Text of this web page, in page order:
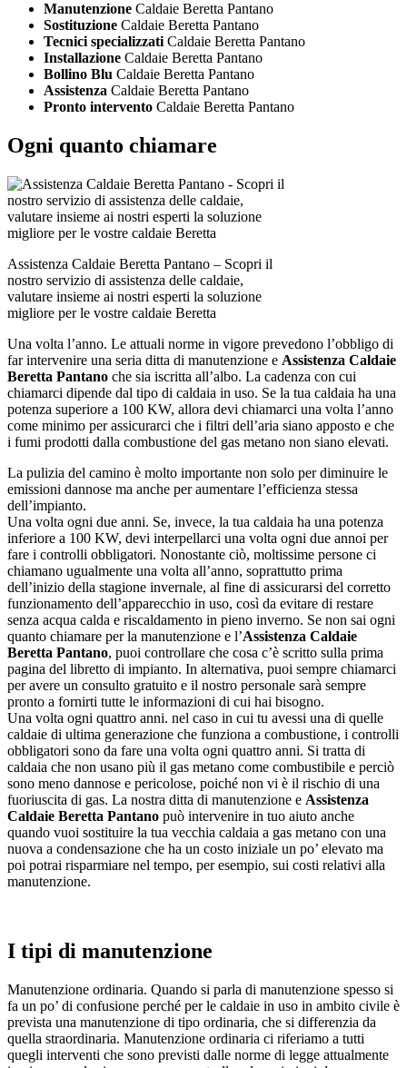
Manutenzione Caldaie Beretta Pantano
Sostituzione Caldaie Beretta Pantano
Tecnici specializzati Caldaie Beretta Pantano
Installazione Caldaie Beretta Pantano
Bollino Blu Caldaie Beretta Pantano
Assistenza Caldaie Beretta Pantano
Pronto intervento Caldaie Beretta Pantano
Ogni quanto chiamare
Assistenza Caldaie Beretta Pantano – Scopri il
nostro servizio di assistenza delle caldaie,
valutare insieme ai nostri esperti la soluzione
migliore per le vostre caldaie Beretta
Una volta l’anno. Le attuali norme in vigore prevedono l’obbligo di
far intervenire una seria ditta di manutenzione e Assistenza Caldaie
Beretta Pantano che sia iscritta all’albo. La cadenza con cui
chiamarci dipende dal tipo di caldaia in uso. Se la tua caldaia ha una
potenza superiore a 100 KW, allora devi chiamarci una volta l’anno
come minimo per assicurarci che i filtri dell’aria siano apposto e che
i fumi prodotti dalla combustione del gas metano non siano elevati.
La pulizia del camino è molto importante non solo per diminuire le
emissioni dannose ma anche per aumentare l’efficienza stessa
dell’impianto.
Una volta ogni due anni. Se, invece, la tua caldaia ha una potenza
inferiore a 100 KW, devi interpellarci una volta ogni due annoi per
fare i controlli obbligatori. Nonostante ciò, moltissime persone ci
chiamano ugualmente una volta all’anno, soprattutto prima
dell’inizio della stagione invernale, al fine di assicurarsi del corretto
funzionamento dell’apparecchio in uso, così da evitare di restare
senza acqua calda e riscaldamento in pieno inverno. Se non sai ogni
quanto chiamare per la manutenzione e l’Assistenza Caldaie
Beretta Pantano, puoi controllare che cosa c’è scritto sulla prima
pagina del libretto di impianto. In alternativa, puoi sempre chiamarci
per avere un consulto gratuito e il nostro personale sarà sempre
pronto a fornirti tutte le informazioni di cui hai bisogno.
Una volta ogni quattro anni. nel caso in cui tu avessi una di quelle
caldaie di ultima generazione che funziona a combustione, i controlli
obbligatori sono da fare una volta ogni quattro anni. Si tratta di
caldaia che non usano più il gas metano come combustibile e perciò
sono meno dannose e pericolose, poiché non vi è il rischio di una
fuoriuscita di gas. La nostra ditta di manutenzione e Assistenza
Caldaie Beretta Pantano può intervenire in tuo aiuto anche
quando vuoi sostituire la tua vecchia caldaia a gas metano con una
nuova a condensazione che ha un costo iniziale un po’ elevato ma
poi potrai risparmiare nel tempo, per esempio, sui costi relativi alla
manutenzione.
I tipi di manutenzione
Manutenzione ordinaria. Quando si parla di manutenzione spesso si
fa un po’ di confusione perché per le caldaie in uso in ambito civile è
prevista una manutenzione di tipo ordinaria, che si differenzia da
quella straordinaria. Manutenzione ordinaria ci riferiamo a tutti
quegli interventi che sono previsti dalle norme di legge attualmente